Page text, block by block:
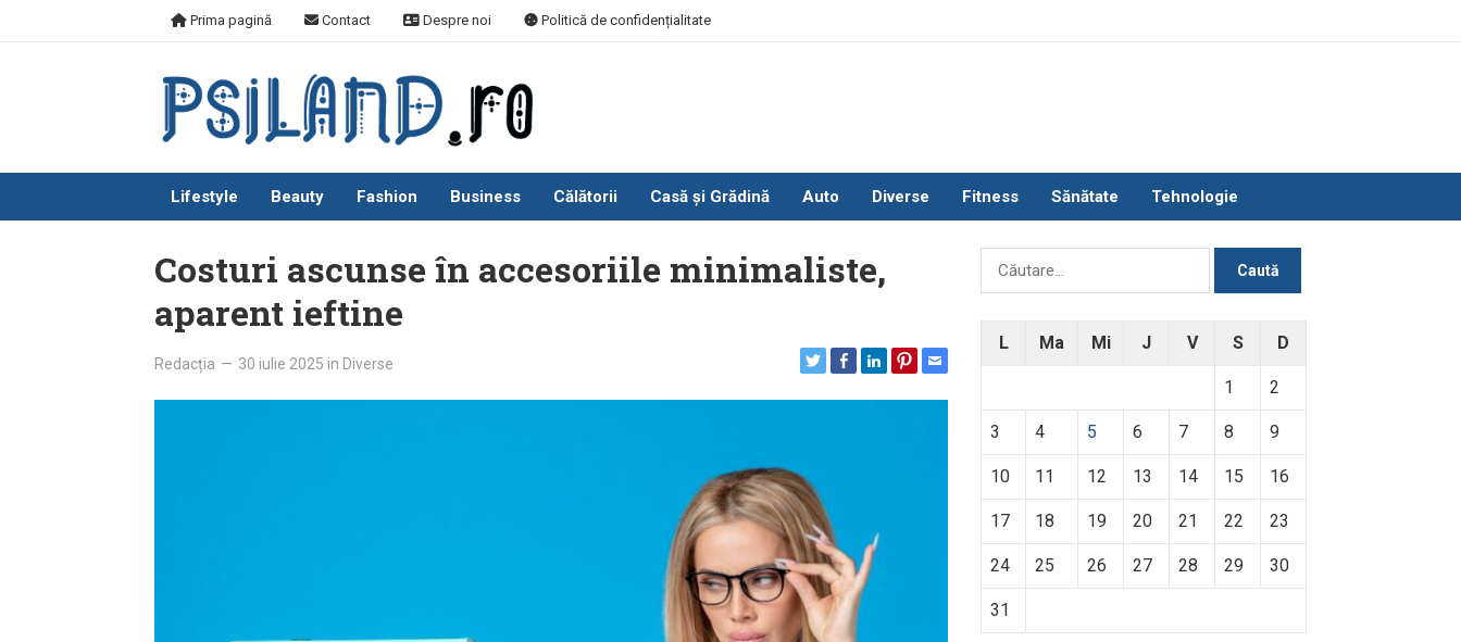
Prima pagină Contact Despre noi Politică de confidențialitate
Lifestyle Beauty Fashion Business Călătorii Casă și Grădină Auto Diverse Fitness Sănătate Tehnologie
Costuri ascunse în accesoriile minimaliste,
aparent ieftine
Redacția — 30 iulie 2025 in Diverse
Caută
L Ma Mi J V S D
1 2
3 4 5 6 7 8 9
10 11 12 13 14 15 16
17 18 19 20 21 22 23
24 25 26 27 28 29 30
31